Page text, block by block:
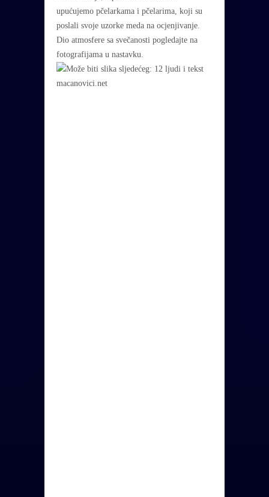
upućujemo pčelarkama i pčelarima, koji su
poslali svoje uzorke meda na ocjenjivanje.
Dio atmosfere sa svečanosti pogledajte na
fotografijama u nastavku.
macanovici.net